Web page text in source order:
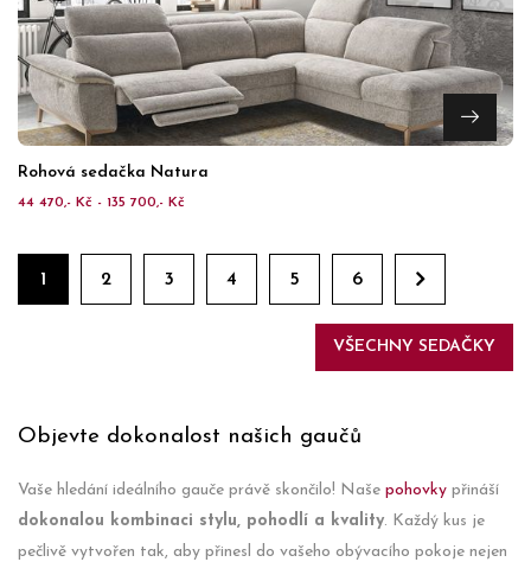
Rohová sedačka Natura
44 470,- Kč - 135 700,- Kč
1 2 3 4 5 6
VŠECHNY SEDAČKY
Objevte dokonalost našich gaučů
Vaše hledání ideálního gauče právě skončilo! Naše pohovky přináší
dokonalou kombinaci stylu, pohodlí a kvality. Každý kus je
pečlivě vytvořen tak, aby přinesl do vašeho obývacího pokoje nejen